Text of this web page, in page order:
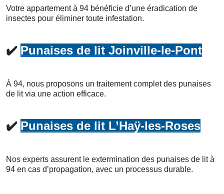
Votre appartement à 94 bénéficie d’une éradication de
insectes pour éliminer toute infestation.
✔️ Punaises de lit Joinville-le-Pont
À 94, nous proposons un traitement complet des punaises
de lit via une action efficace.
✔️ Punaises de lit L’Haÿ-les-Roses
Nos experts assurent le extermination des punaises de lit à
94 en cas d’propagation, avec un processus durable.